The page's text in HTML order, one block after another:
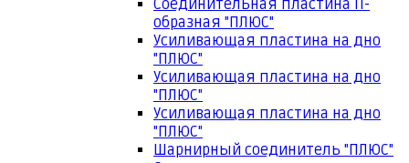
Соединительная пластина П-
образная "ПЛЮС"
Усиливающая пластина на дно
"ПЛЮС"
Усиливающая пластина на дно
"ПЛЮС"
Усиливающая пластина на дно
"ПЛЮС"
Шарнирный соединитель "ПЛЮС"